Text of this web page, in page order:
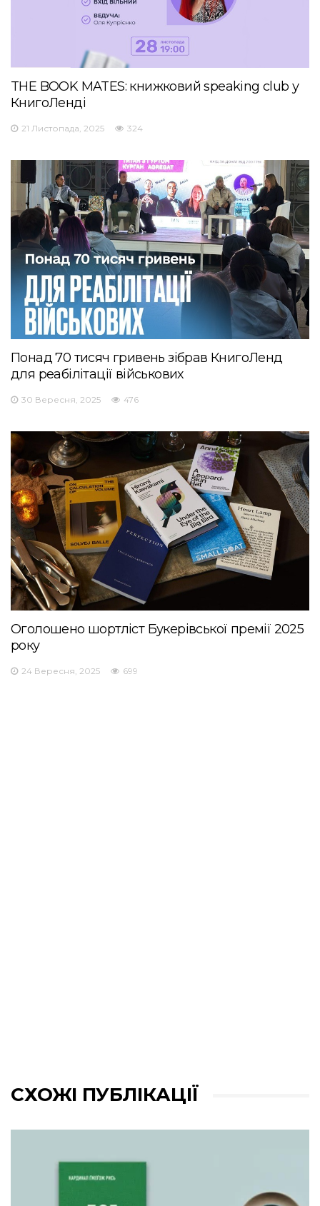
THE BOOK MATES: книжковий speaking club у
КнигоЛенді
21 Листопада, 2025 324
Понад 70 тисяч гривень зібрав КнигоЛенд
для реабілітації військових
30 Вересня, 2025 476
Оголошено шортліст Букерівської премії 2025
року
24 Вересня, 2025 699
СХОЖІ ПУБЛІКАЦІЇ